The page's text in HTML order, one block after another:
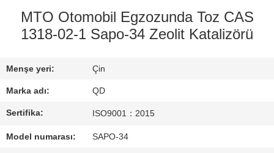
KALITE
KONTROL
BIZE
ULAŞIN
MTO Otomobil Egzozunda Toz CAS
1318-02-1 Sapo-34 Zeolit ​​Katalizörü
Menşe yeri: Çin
Marka adı: QD
Sertifika: ISO9001：2015
Model numarası: SAPO-34